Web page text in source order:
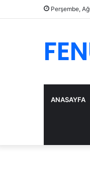
Perşembe,
ANASAYFA